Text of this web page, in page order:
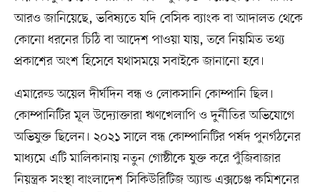
আরও জানিয়েছে, ভবিষ্যতে যদি বেসিক ব্যাংক বা আদালত থেকে
কোনো ধরনের চিঠি বা আদেশ পাওয়া যায়, তবে নিয়মিত তথ্য
প্রকাশের অংশ হিসেবে যথাসময়ে সবাইকে জানানো হবে।
এমারেল্ড অয়েল দীর্ঘদিন বন্ধ ও লোকসানি কোম্পানি ছিল।
কোম্পানিটির মূল উদ্যোক্তারা ঋণখেলাপি ও দুর্নীতির অভিযোগে
অভিযুক্ত ছিলেন। ২০২১ সালে বন্ধ কোম্পানিটির পর্ষদ পুনর্গঠনের
মাধ্যমে এটি মালিকানায় নতুন গোষ্ঠীকে যুক্ত করে পুঁজিবাজার
নিয়ন্ত্রক সংস্থা বাংলাদেশ সিকিউরিটিজ অ্যান্ড এক্সচেঞ্জ কমিশনের